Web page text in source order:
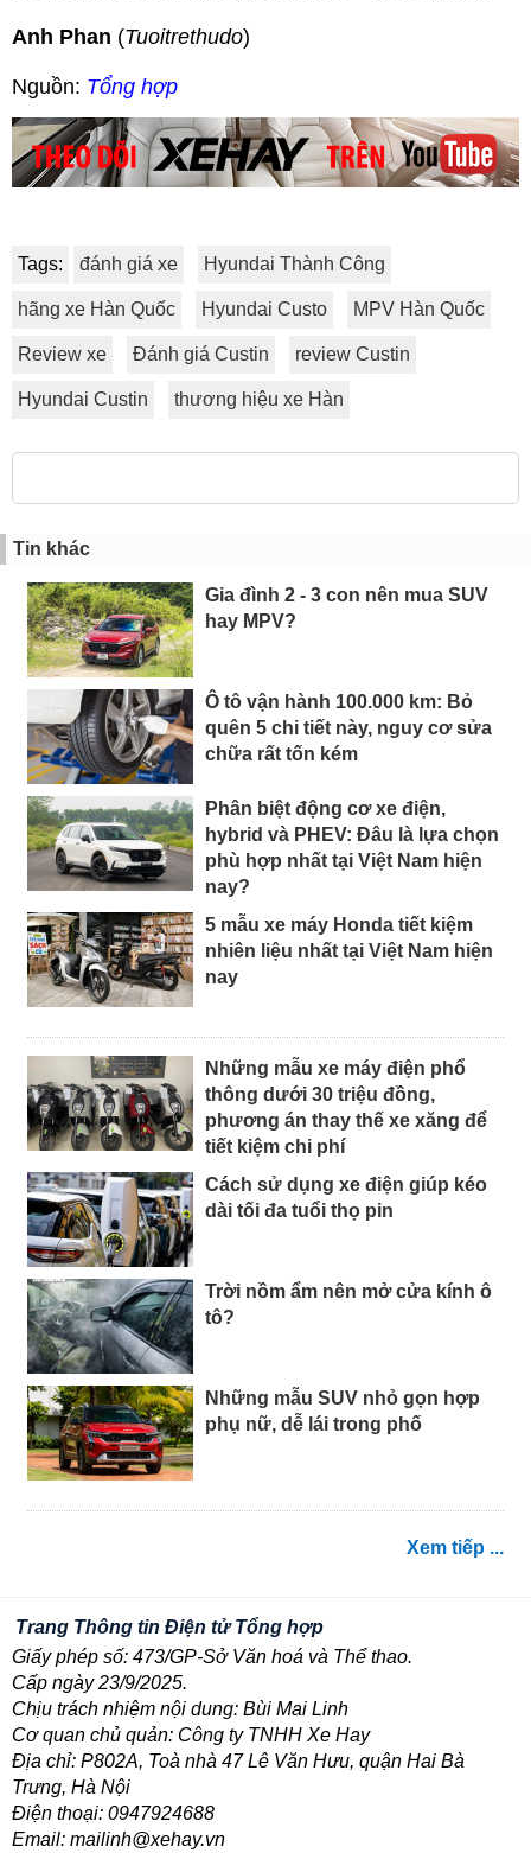
Anh Phan (Tuoitrethudo)
Nguồn: Tổng hợp
Tags: đánh giá xe Hyundai Thành Công
hãng xe Hàn Quốc Hyundai Custo MPV Hàn Quốc
Review xe Đánh giá Custin review Custin
Hyundai Custin thương hiệu xe Hàn
Tin khác
Gia đình 2 - 3 con nên mua SUV
hay MPV?
Ô tô vận hành 100.000 km: Bỏ
quên 5 chi tiết này, nguy cơ sửa
chữa rất tốn kém
Phân biệt động cơ xe điện,
hybrid và PHEV: Đâu là lựa chọn
phù hợp nhất tại Việt Nam hiện
nay?
5 mẫu xe máy Honda tiết kiệm
nhiên liệu nhất tại Việt Nam hiện
nay
Những mẫu xe máy điện phổ
thông dưới 30 triệu đồng,
phương án thay thế xe xăng để
tiết kiệm chi phí
Cách sử dụng xe điện giúp kéo
dài tối đa tuổi thọ pin
Trời nồm ẩm nên mở cửa kính ô
tô?
Những mẫu SUV nhỏ gọn hợp
phụ nữ, dễ lái trong phố
Xem tiếp ...
Trang Thông tin Điện tử Tổng hợp
Giấy phép số: 473/GP-Sở Văn hoá và Thể thao.
Cấp ngày 23/9/2025.
Chịu trách nhiệm nội dung: Bùi Mai Linh
Cơ quan chủ quản: Công ty TNHH Xe Hay
Địa chỉ: P802A, Toà nhà 47 Lê Văn Hưu, quận Hai Bà
Trưng, Hà Nội
Điện thoại: 0947924688
Email: mailinh@xehay.vn